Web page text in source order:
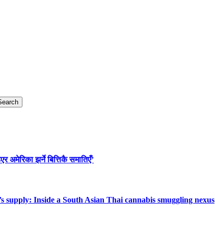
अमेरिका झर्ने बित्तिकै समातिएँ’
supply: Inside a South Asian Thai cannabis smuggling nexus